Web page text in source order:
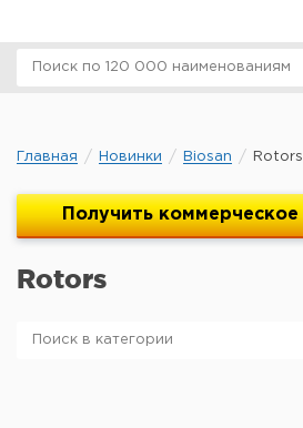
Главная Новинки Biosan Rotors
Получить коммерческое
Rotors